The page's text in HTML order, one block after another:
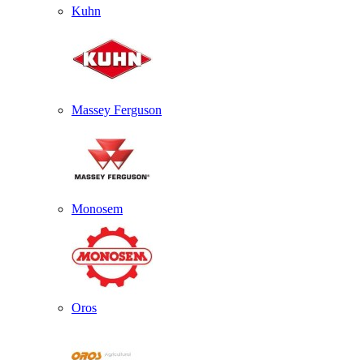
Kuhn
Massey Ferguson
Monosem
Oros